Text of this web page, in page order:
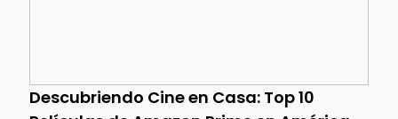
Descubriendo Cine en Casa: Top 10